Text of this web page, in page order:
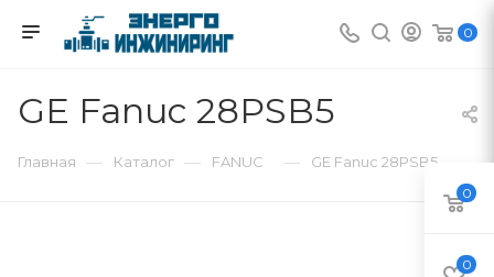
0
GE Fanuc 28PSB5
Главная — Каталог — FANUC — GE Fanuc 28PSB5
0
0